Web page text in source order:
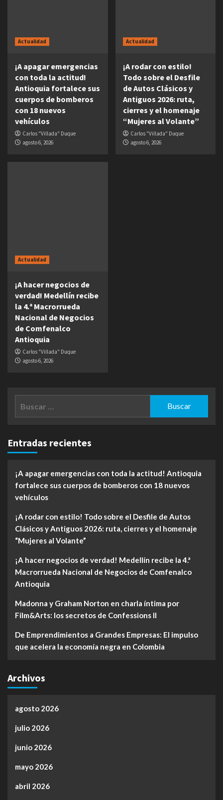
Actualidad
¡A apagar emergencias
con toda la actitud!
Antioquia fortalece sus
cuerpos de bomberos
con 18 nuevos
vehículos
Carlos "Villada" Duque
agosto 6, 2026
Actualidad
¡A rodar con estilo!
Todo sobre el Desfile
de Autos Clásicos y
Antiguos 2026: ruta,
cierres y el homenaje
“Mujeres al Volante”
Carlos "Villada" Duque
agosto 6, 2026
Actualidad
¡A hacer negocios de
verdad! Medellín recibe
la 4.ª Macrorrueda
Nacional de Negocios
de Comfenalco
Antioquia
Carlos "Villada" Duque
agosto 6, 2026
Entradas recientes
¡A apagar emergencias con toda la actitud! Antioquia
fortalece sus cuerpos de bomberos con 18 nuevos
vehículos
¡A rodar con estilo! Todo sobre el Desfile de Autos
Clásicos y Antiguos 2026: ruta, cierres y el homenaje
“Mujeres al Volante”
¡A hacer negocios de verdad! Medellín recibe la 4.ª
Macrorrueda Nacional de Negocios de Comfenalco
Antioquia
Madonna y Graham Norton en charla íntima por
Film&Arts: los secretos de Confessions II
De Emprendimientos a Grandes Empresas: El impulso
que acelera la economía negra en Colombia
Archivos
agosto 2026
julio 2026
junio 2026
mayo 2026
abril 2026